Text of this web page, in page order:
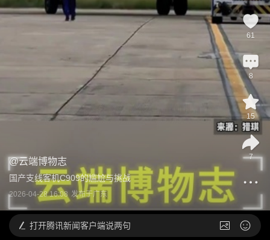
@云端博物志
国产支线客机C909的尴尬与挑战
2026-04-28 16:08 发布于广东
61
8
15
7
打开腾讯新闻客户端说两句